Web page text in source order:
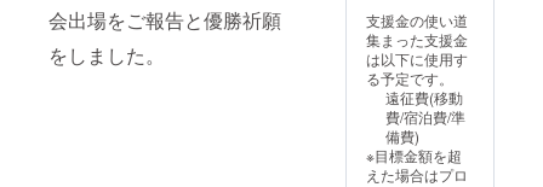
会出場をご報告と優勝祈願
をしました。
生新人交流
大会 女子
チーム 優
勝 4連覇
第24回東京
都少年少女
支援金の使い道
集まった支援金
は以下に使用す
る予定です。
遠征費(移動
費/宿泊費/準
備費)
※目標金額を超
えた場合はプロ